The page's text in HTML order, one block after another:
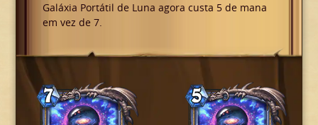
Galáxia Portátil de Luna agora custa 5 de mana
em vez de 7.